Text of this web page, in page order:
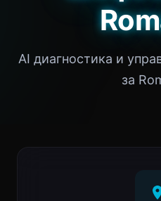
AI диагностика и
за